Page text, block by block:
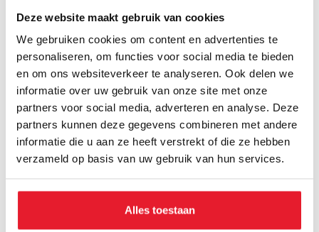
Deze website maakt gebruik van cookies
We gebruiken cookies om content en advertenties te
personaliseren, om functies voor social media te bieden
en om ons websiteverkeer te analyseren. Ook delen we
informatie over uw gebruik van onze site met onze
partners voor social media, adverteren en analyse. Deze
partners kunnen deze gegevens combineren met andere
informatie die u aan ze heeft verstrekt of die ze hebben
verzameld op basis van uw gebruik van hun services.
Alles toestaan
Braces/Beugel
Dubbel Nano